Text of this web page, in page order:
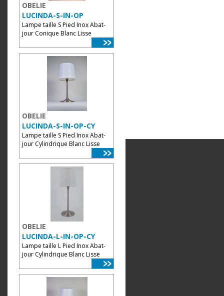
OBELIE
LUCINDA-S-IN-OP
Lampe taille S Pied Inox Abat-
jour Conique Blanc Lisse
OBELIE
LUCINDA-S-IN-OP-CY
Lampe taille S Pied Inox Abat-
jour Cylindrique Blanc Lisse
OBELIE
LUCINDA-L-IN-OP-CY
Lampe taille L Pied Inox Abat-
jour Cylindrique Blanc Lisse